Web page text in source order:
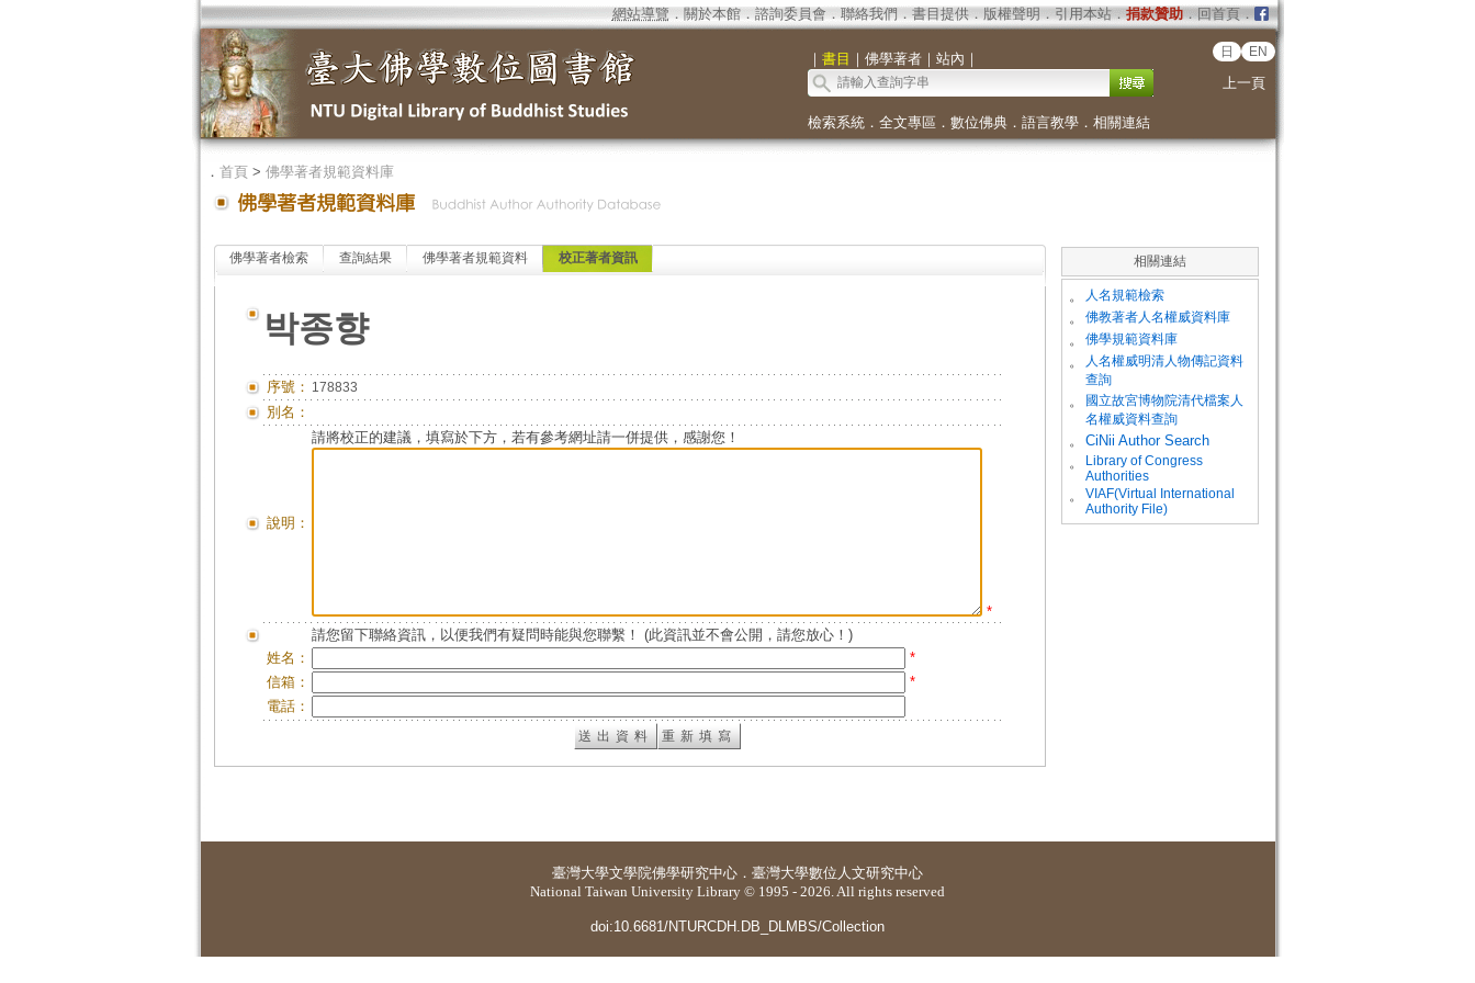
網站導覽 ． 關於本館． 諮詢委員會． 聯絡我們 ． 書目提供． 版權聲明 ． 引用本站． 捐款贊助．回首頁．
｜ 書目 ｜ 佛學著者｜ 站內 ｜ 日 EN
上一頁
檢索系統． 全文專區 ． 數位佛典． 語言教學． 相關連結
． 首頁> 佛學著者規範資料庫
佛學著者檢索 查詢結果 佛學著者規範資料 校正著者資訊
박종향
序號： 178833
別名：
說明：
請將校正的建議，填寫於下方，若有參考網址請一併提供，感謝您！
*
請您留下聯絡資訊，以便我們有疑問時能與您聯繫！ (此資訊並不會公開，請您放心！)
姓名：
*
信箱：
*
電話：
相關連結
。 人名規範檢索
。 佛教著者人名權威資料庫
。 佛學規範資料庫
。
人名權威明清人物傳記資料
查詢
。
國立故宮博物院清代檔案人
名權威資料查詢
。
CiNii Author Search
。
Library of Congress
Authorities
。
VIAF(Virtual International
Authority File)
臺灣大學文學院佛學研究中心 ． 臺灣大學數位人文研究中心
National Taiwan University Library © 1995 - 2026. All rights reserved
doi:10.6681/NTURCDH.DB_DLMBS/Collection